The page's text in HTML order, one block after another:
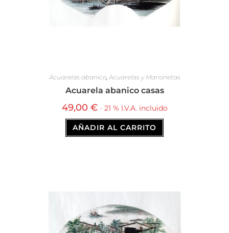
Acuarelas abanico,Acuarelas y Marionetas
Acuarela abanico casas
49,00 € · 21 % I.V.A. incluido
AÑADIR AL CARRITO